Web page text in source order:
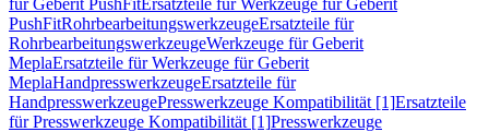
für Geberit PushFitErsatzteile für Werkzeuge für Geberit
PushFitRohrbearbeitungswerkzeugeErsatzteile für
RohrbearbeitungswerkzeugeWerkzeuge für Geberit
MeplaErsatzteile für Werkzeuge für Geberit
MeplaHandpresswerkzeugeErsatzteile für
HandpresswerkzeugePresswerkzeuge Kompatibilität [1]Ersatzteile
für Presswerkzeuge Kompatibilität [1]Presswerkzeuge